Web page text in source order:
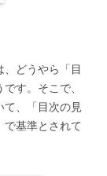
どうやら「目
す。そこで、
て、「目次の見
基準とされて